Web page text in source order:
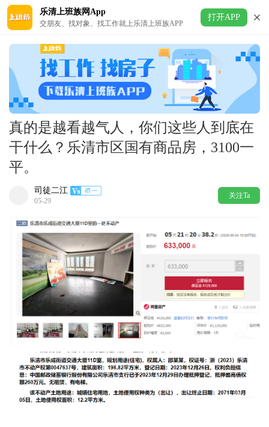
乐清上班族网App
交朋友、找对象、找工作就上乐清上班族APP
打开APP
真的是越看越气人，你们这些人到底在
干什么？乐清市区国有商品房，3100一
平。
司徒二江
05-29
关注Ta